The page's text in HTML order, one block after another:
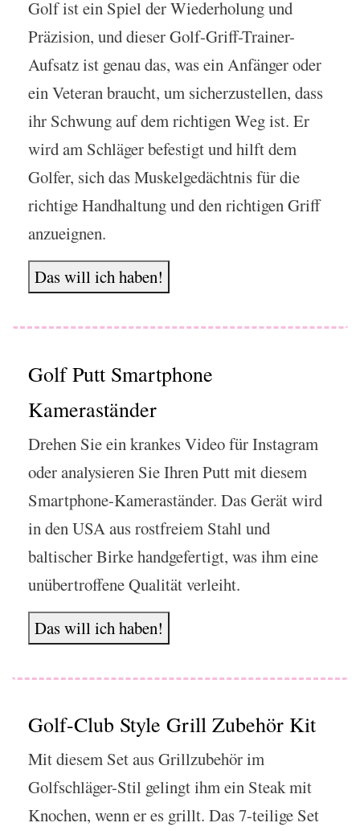
Golf ist ein Spiel der Wiederholung und
Präzision, und dieser Golf-Griff-Trainer-
Aufsatz ist genau das, was ein Anfänger oder
ein Veteran braucht, um sicherzustellen, dass
ihr Schwung auf dem richtigen Weg ist. Er
wird am Schläger befestigt und hilft dem
Golfer, sich das Muskelgedächtnis für die
richtige Handhaltung und den richtigen Griff
anzueignen.
Das will ich haben!
Golf Putt Smartphone
Kameraständer
Drehen Sie ein krankes Video für Instagram
oder analysieren Sie Ihren Putt mit diesem
Smartphone-Kameraständer. Das Gerät wird
in den USA aus rostfreiem Stahl und
baltischer Birke handgefertigt, was ihm eine
unübertroffene Qualität verleiht.
Das will ich haben!
Golf-Club Style Grill Zubehör Kit
Mit diesem Set aus Grillzubehör im
Golfschläger-Stil gelingt ihm ein Steak mit
Knochen, wenn er es grillt. Das 7-teilige Set